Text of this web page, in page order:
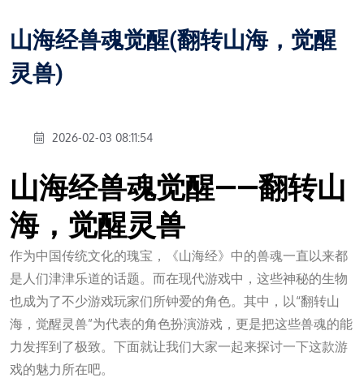
山海经兽魂觉醒(翻转山海，觉醒
灵兽)
2026-02-03 08:11:54
山海经兽魂觉醒——翻转山
海，觉醒灵兽
作为中国传统文化的瑰宝，《山海经》中的兽魂一直以来都
是人们津津乐道的话题。而在现代游戏中，这些神秘的生物
也成为了不少游戏玩家们所钟爱的角色。其中，以“翻转山
海，觉醒灵兽”为代表的角色扮演游戏，更是把这些兽魂的能
力发挥到了极致。下面就让我们大家一起来探讨一下这款游
戏的魅力所在吧。